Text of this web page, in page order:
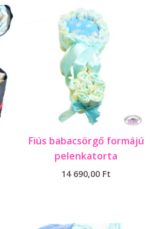
Fiús babacsörgő formájú
pelenkatorta
14 690,00 Ft